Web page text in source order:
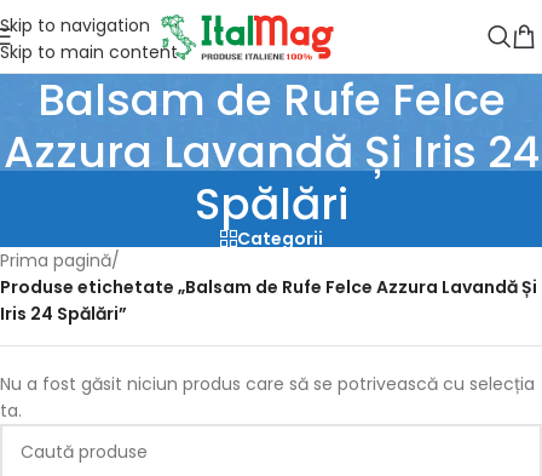
Skip to navigation
Skip to main content
Balsam de Rufe Felce
Azzura Lavandă Și Iris 24
Spălări
Categorii
Prima pagină/
Produse etichetate „Balsam de Rufe Felce Azzura Lavandă Și
Iris 24 Spălări”
Nu a fost găsit niciun produs care să se potrivească cu selecția
ta.